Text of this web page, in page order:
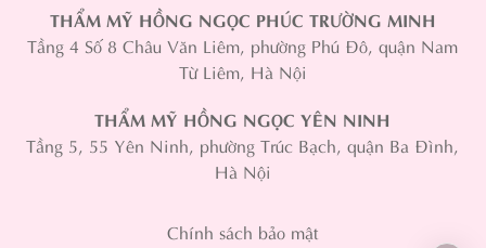
THẨM MỸ HỒNG NGỌC PHÚC TRƯỜNG MINH
Tầng 4 Số 8 Châu Văn Liêm, phường Phú Đô, quận Nam
Từ Liêm, Hà Nội
THẨM MỸ HỒNG NGỌC YÊN NINH
Tầng 5, 55 Yên Ninh, phường Trúc Bạch, quận Ba Đình,
Hà Nội
Chính sách bảo mật